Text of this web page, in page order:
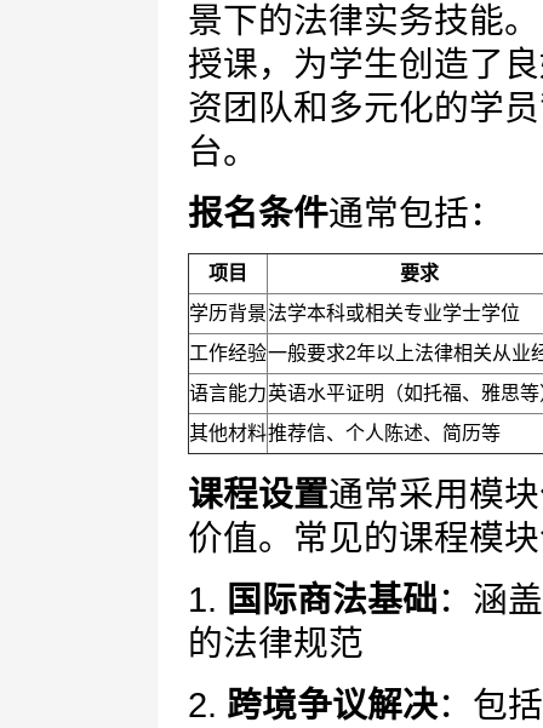
景下的法律实务技能
授课，为学生创造了
资团队和多元化的学
台。
报名条件通常包括：
项目
要求
学历背景法学本科或相关专业学士学位
工作经验一般要求2年以上法律相关从业
语言能力英语水平证明（如托福、雅思等
其他材料推荐信、个人陈述、简历等
课程设置通常采用模
价值。常见的课程模
1. 国际商法基础：涵
的法律规范
2. 跨境争议解决：包